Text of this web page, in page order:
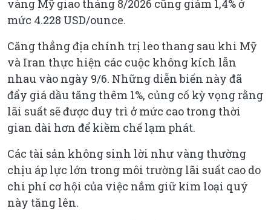
vàng Mỹ giao tháng 8/2026 cũng giảm 1,4% ở
mức 4.228 USD/ounce.
Căng thẳng địa chính trị leo thang sau khi Mỹ
và Iran thực hiện các cuộc không kích lẫn
nhau vào ngày 9/6. Những diễn biến này đã
đẩy giá dầu tăng thêm 1%, củng cố kỳ vọng rằng
lãi suất sẽ được duy trì ở mức cao trong thời
gian dài hơn để kiềm chế lạm phát.
Các tài sản không sinh lời như vàng thường
chịu áp lực lớn trong môi trường lãi suất cao do
chi phí cơ hội của việc nắm giữ kim loại quý
này tăng lên.